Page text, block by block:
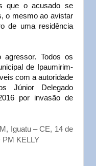
que o acusado se
o mesmo ao avistar
de uma residência
agressor. Todos os
de Ipaumirim-
com a autoridade
Júnior Delegado
por invasão de
Iguatu – CE, 14 de
KELLY